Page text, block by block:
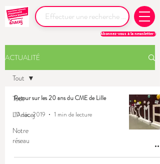
Abonnez-vous à la newsletter !
ACTUALITÉ
Tout
L'Anacej
Notre
réseau
Tout
Retour sur les 20 ans du CME de Lille
10 déc. 2019
1 min de lecture